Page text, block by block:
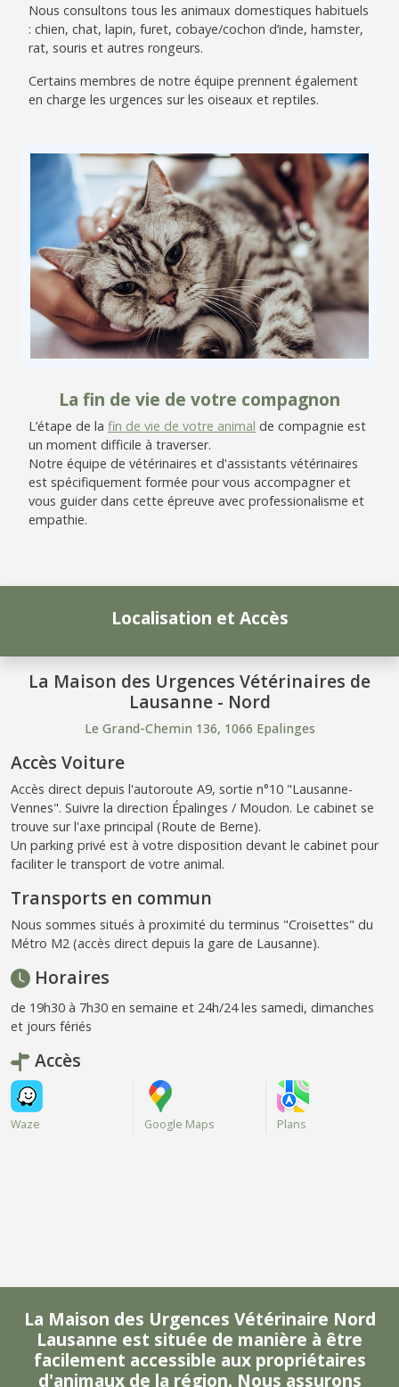
Nous consultons tous les animaux domestiques habituels
: chien, chat, lapin, furet, cobaye/cochon d’inde, hamster,
rat, souris et autres rongeurs.
Certains membres de notre équipe prennent également
en charge les urgences sur les oiseaux et reptiles.
La fin de vie de votre compagnon
L’étape de la fin de vie de votre animal de compagnie est
un moment difficile à traverser.
Notre équipe de vétérinaires et d'assistants vétérinaires
est spécifiquement formée pour vous accompagner et
vous guider dans cette épreuve avec professionalisme et
empathie.
Localisation et Accès
La Maison des Urgences Vétérinaires de
Lausanne - Nord
Le Grand-Chemin 136, 1066 Epalinges
Accès Voiture
Accès direct depuis l'autoroute A9, sortie n°10 "Lausanne-
Vennes". Suivre la direction Épalinges / Moudon. Le cabinet se
trouve sur l'axe principal (Route de Berne).
Un parking privé est à votre disposition devant le cabinet pour
faciliter le transport de votre animal.
Transports en commun
Nous sommes situés à proximité du terminus "Croisettes" du
Métro M2 (accès direct depuis la gare de Lausanne).
Horaires
de 19h30 à 7h30 en semaine et 24h/24 les samedi, dimanches
et jours fériés
Accès
Waze Google Maps Plans
La Maison des Urgences Vétérinaire Nord
Lausanne est située de manière à être
facilement accessible aux propriétaires
d'animaux de la région. Nous assurons